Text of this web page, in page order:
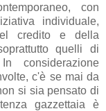
con
individuale,
credito e della
quelli di
considerazione
c'è se mai da
si sia pensato di
gazzettaia è